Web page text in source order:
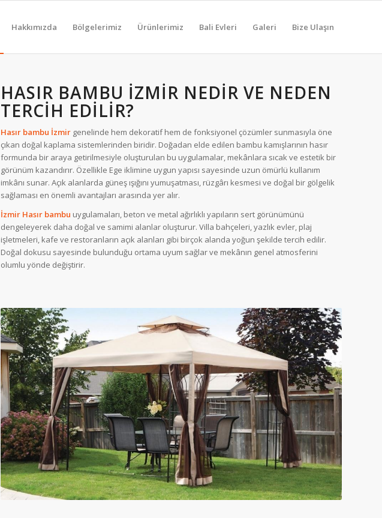
Hakkımızda Bölgelerimiz Ürünlerimiz Bali Evleri Galeri Bize Ulaşın
HASIR BAMBU İZMIR NEDIR VE NEDEN
TERCIH EDILIR?
Hasır bambu İzmir genelinde hem dekoratif hem de fonksiyonel çözümler sunmasıyla öne
çıkan doğal kaplama sistemlerinden biridir. Doğadan elde edilen bambu kamışlarının hasır
formunda bir araya getirilmesiyle oluşturulan bu uygulamalar, mekânlara sıcak ve estetik bir
görünüm kazandırır. Özellikle Ege iklimine uygun yapısı sayesinde uzun ömürlü kullanım
imkânı sunar. Açık alanlarda güneş ışığını yumuşatması, rüzgârı kesmesi ve doğal bir gölgelik
sağlaması en önemli avantajları arasında yer alır.
İzmir Hasır bambu uygulamaları, beton ve metal ağırlıklı yapıların sert görünümünü
dengeleyerek daha doğal ve samimi alanlar oluşturur. Villa bahçeleri, yazlık evler, plaj
işletmeleri, kafe ve restoranların açık alanları gibi birçok alanda yoğun şekilde tercih edilir.
Doğal dokusu sayesinde bulunduğu ortama uyum sağlar ve mekânın genel atmosferini
olumlu yönde değiştirir.